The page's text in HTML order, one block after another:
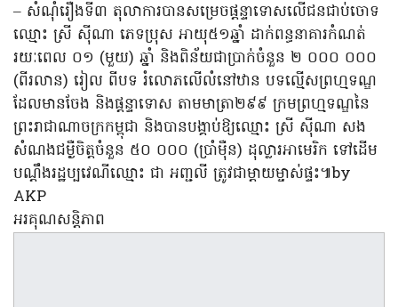
– សំណុំរឿងទី៣ តុលាការបានសម្រេចផ្តន្ទាទោសលើជនជាប់ចោទ
ឈ្មោះ ស្រី ស៊ីណា ភេទប្រុស អាយុ៥១ឆ្នាំ ដាក់ពន្ធនាគារកំណត់​
រយៈពេល ០១ (មួយ) ឆ្នាំ និងពិន័យជាប្រាក់ចំនួន ២ ០០០ ០០០
(ពីរលាន) រៀល ពីបទ រំលោភលើលំនៅឋាន បទល្មើសព្រហ្មទណ្ឌ
ដែលមានចែង និងផ្តន្ទាទោស តាមមាត្រា២៩៩ ក្រមព្រហ្មទណ្ឌនៃ
ព្រះរាជាណាចក្រកម្ពុជា និងបានបង្គាប់ឱ្យឈ្មោះ ស្រី ស៊ីណា សង
សំណងជម្ងឺចិត្តចំនួន ៥០ ០០០ (ប្រាំម៉ឺន) ដុល្លារអាមេរិក ទៅដើម
បណ្តឹងរដ្ឋប្បវេណីឈ្មោះ ជា អញ្ជលី ត្រូវជាម្តាយម្ចាស់ផ្ទះ៕by
AKP
អរគុណសន្តិភាព